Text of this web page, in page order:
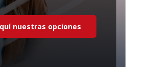
nuestras opciones